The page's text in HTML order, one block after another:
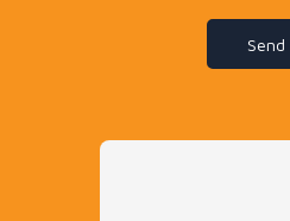
Send